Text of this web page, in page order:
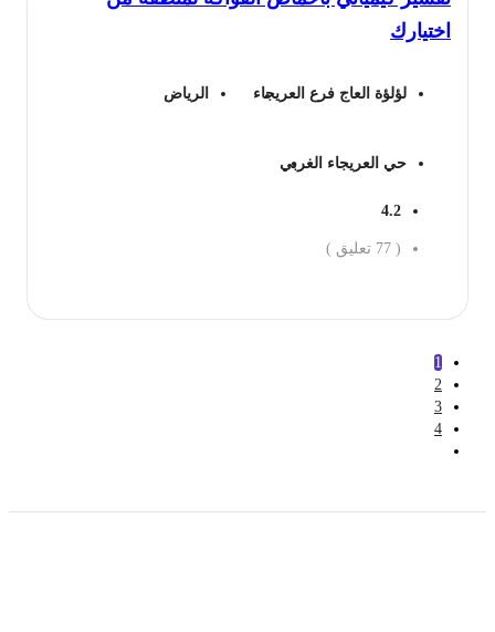
لؤلؤة العاج فرع العريجاء الرياض
حي العريجاء الغربي
تعليق )